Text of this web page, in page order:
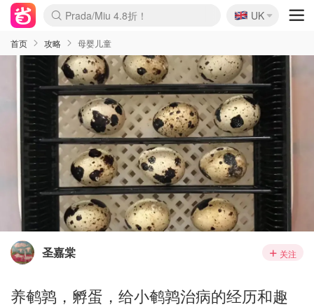
麦卢卡蜂蜜夏促！个位数！
Prada/Miu 4.8折！
啥？必胜客披萨5折！
🇬🇧
UK
首页 攻略 母婴儿童
圣嘉棠 关注
养鹌鹑，孵蛋，给小鹌鹑治病的经历和趣